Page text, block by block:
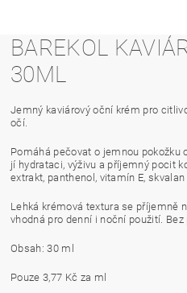
BAREKOL
30ML
Jemný kaviárový oční krém pro
očí.
Pomáhá pečovat o jemnou pokožku
jí hydrataci, výživu a příjemný pocit
extrakt, panthenol, vitamín E,
Lehká krémová textura se příjemně
vhodná pro denní i noční použití. Bez
Obsah: 30 ml
Pouze 3,77 Kč za ml